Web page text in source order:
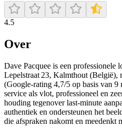
4.5
Over
Dave Pacquee is een professionele
Lepelstraat 23, Kalmthout (België),
(Google-rating 4,7/5 op basis van
service als vlot, professioneel en
houding tegenover last-minute
authentiek en ondersteunen het
die afspraken nakomt en meedenkt